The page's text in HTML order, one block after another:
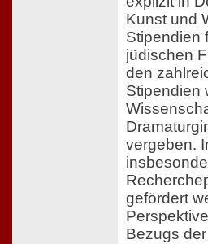
Kunst und
Stipendien
jüdischen
den
Stipendien
vergeben.
gefördert
Bezugs